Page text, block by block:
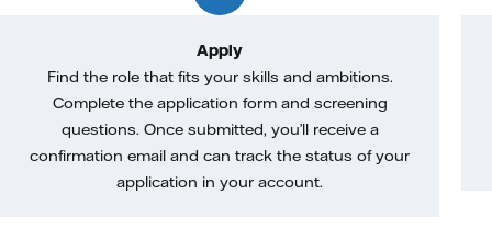
Apply
Find the role that fits your skills and ambitions.
Complete the application form and screening
questions. Once submitted, you’ll receive a
confirmation email and can track the status of your
application in your account.